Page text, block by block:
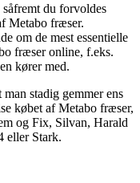
du forvoldes
Metabo fræser.
om de mest essentielle
fræser online, f.eks.
kører med.
stadig gemmer ens
købet af Metabo fræser,
og Fix, Silvan, Harald
eller Stark.